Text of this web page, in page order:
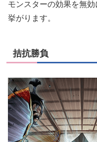
モンスターの効果を無
挙がります。
拮抗勝負